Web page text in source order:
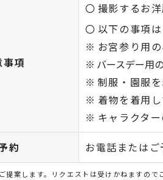
事項
撮影するお
以下の事項
お宮参り用
バースデー用
制服・園服
着物を着用
キャラクタ
約 お電話または
提案します。リクエストは受けかねますので